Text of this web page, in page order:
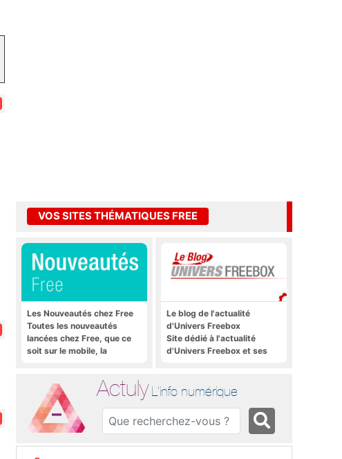
VOS SITES THÉMATIQUES FREE
Les Nouveautés chez Free
Toutes les nouveautés
lancées chez Free, que ce
soit sur le mobile, la
Le blog de l'actualité
d'Univers Freebox
Site dédié à l'actualité
d'Univers Freebox et ses
thématiques Actuly, à
Freezone, etc.
Actuly L'info numérique